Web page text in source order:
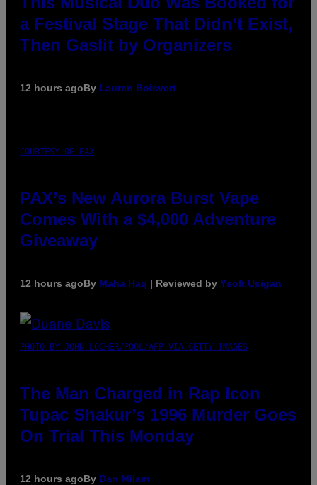
a Festival Stage That Didn’t Exist,
Then Gaslit by Organizers
12 hours agoBy Lauren Boisvert
COURTESY OF PAX
PAX’s New Aurora Burst Vape
Comes With a $4,000 Adventure
Giveaway
12 hours agoBy Maha Haq | Reviewed by Ysolt Usigan
PHOTO BY JOHN LOCHER/POOL/AFP VIA GETTY IMAGES
The Man Charged in Rap Icon
Tupac Shakur’s 1996 Murder Goes
On Trial This Monday
12 hours agoBy Dan Milam